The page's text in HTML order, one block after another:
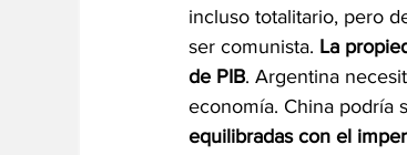
incluso totalitario, pero
ser comunista. La
de PIB. Argentina
economía. China podría
equilibradas con el